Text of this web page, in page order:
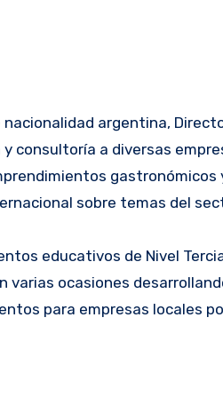
argentina,
consultoría a diversas
sobre temas del
educativos de Nivel
varias ocasiones
para empresas locales